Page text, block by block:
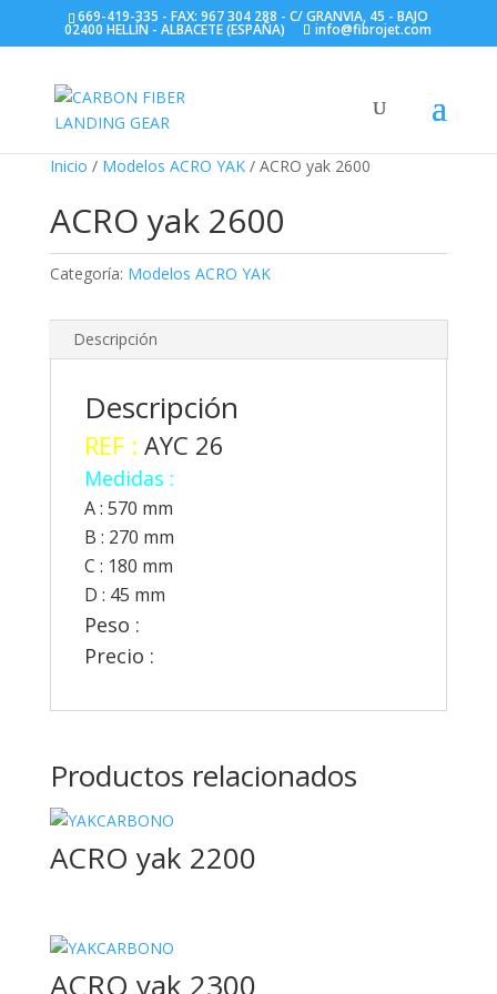
669-419-335 - FAX: 967 304 288 - C/ GRANVIA, 45 - BAJO
02400 HELLÍN - ALBACETE (ESPAÑA) info@fibrojet.com
Inicio / Modelos ACRO YAK/ ACRO yak 2600
ACRO yak 2600
Categoría: Modelos ACRO YAK
Descripción
Descripción
REF : AYC 26
Medidas :
A : 570 mm
B : 270 mm
C : 180 mm
D : 45 mm
Peso :
Precio :
Productos relacionados
ACRO yak 2200
ACRO yak 2300